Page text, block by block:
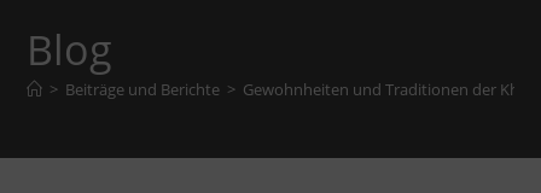
Blog
> Beiträge und Berichte > Gewohnheiten und Traditionen der